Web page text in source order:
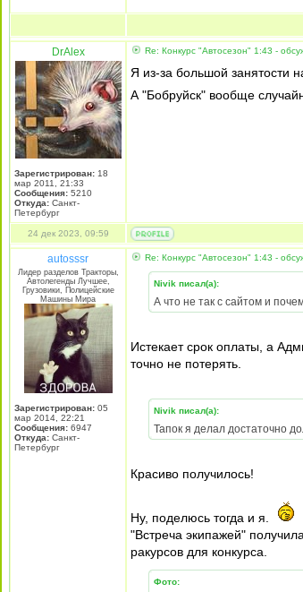
DrAlex
Зарегистрирован: 18
мар 2011, 21:33
Сообщения: 5210
Откуда: Санкт-
Петербург
Re: Конкурс "Автосезон" 1:43 -
Я из-за большой занятости
А "Бобруйск" вообще
24 дек 2023, 09:59
autosssr
Лидер разделов Тракторы,
Автолегенды Лучшее,
Грузовики, Полицейские
Машины Мира
Зарегистрирован: 05
мар 2014, 22:21
Сообщения: 6947
Откуда: Санкт-
Петербург
Re: Конкурс "Автосезон" 1:43 -
Nivik писал(а):
А что не так с сайтом и
Истекает срок оплаты, а
точно не потерять.
Nivik писал(а):
Тапок я делал достаточно
Красиво получилось!
Ну, поделюсь тогда и я.
"Встреча экипажей"
ракурсов для конкурса.
Фото: